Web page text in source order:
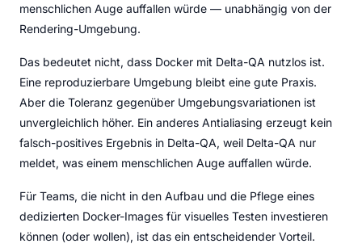
menschlichen Auge auffallen würde — unabhängig von der
Rendering-Umgebung.
Das bedeutet nicht, dass Docker mit Delta-QA nutzlos ist.
Eine reproduzierbare Umgebung bleibt eine gute Praxis.
Aber die Toleranz gegenüber Umgebungsvariationen ist
unvergleichlich höher. Ein anderes Antialiasing erzeugt kein
falsch-positives Ergebnis in Delta-QA, weil Delta-QA nur
meldet, was einem menschlichen Auge auffallen würde.
Für Teams, die nicht in den Aufbau und die Pflege eines
dedizierten Docker-Images für visuelles Testen investieren
können (oder wollen), ist das ein entscheidender Vorteil.